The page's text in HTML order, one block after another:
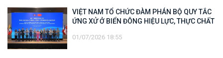
VIỆT NAM TỔ CHỨC ĐÀM PHÁN BỘ QUY TẮC
ỨNG XỬ Ở BIỂN ĐÔNG HIỆU LỰC, THỰC CHẤT
01/07/2026 18:55